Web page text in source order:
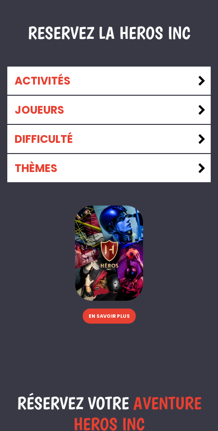
RESERVEZ LA HEROS INC
ACTIVITÉS
JOUEURS
DIFFICULTÉ
THÈMES
EN SAVOIR PLUS
RÉSERVEZ VOTRE AVENTURE
HEROS INC